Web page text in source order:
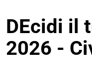
DEcidi il
2026 -